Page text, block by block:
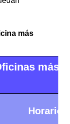
más
más
Horario